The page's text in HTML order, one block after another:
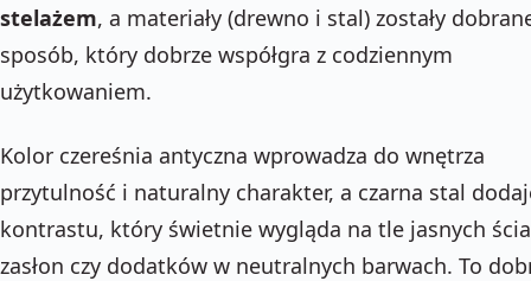
stelażem, a materiały (drewno i stal) zostały
sposób, który dobrze współgra z codziennym
użytkowaniem.
Kolor czereśnia antyczna wprowadza do wnętrza
przytulność i naturalny charakter, a czarna stal
kontrastu, który świetnie wygląda na tle jasnych
zasłon czy dodatków w neutralnych barwach. To